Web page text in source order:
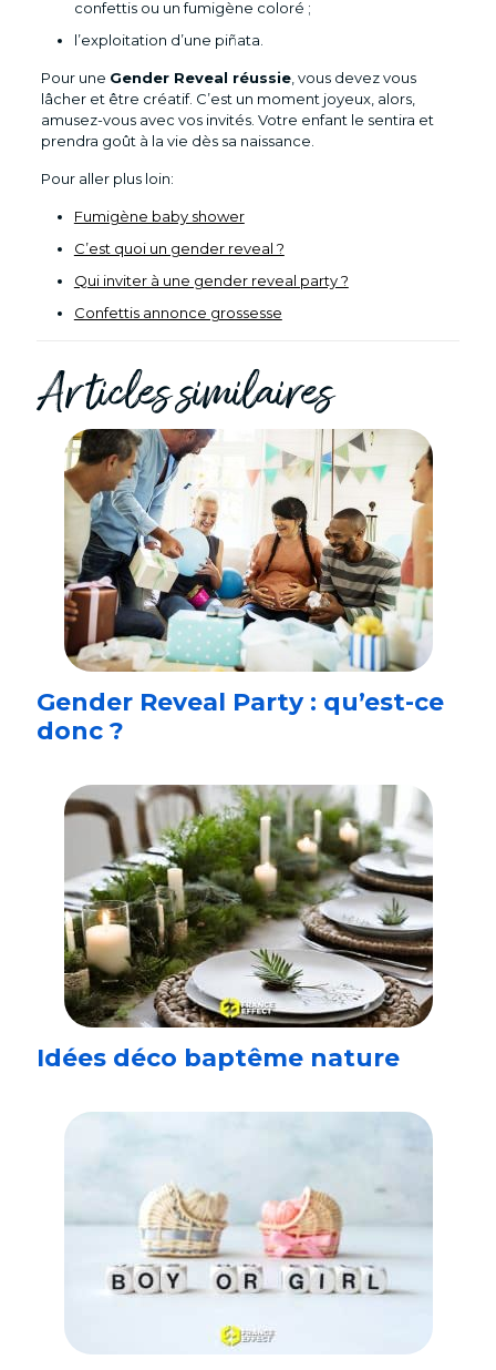
confettis ou un fumigène coloré ;
l’exploitation d’une piñata.
Pour une Gender Reveal réussie, vous devez vous
lâcher et être créatif. C’est un moment joyeux, alors,
amusez-vous avec vos invités. Votre enfant le sentira et
prendra goût à la vie dès sa naissance.
Pour aller plus loin:
Fumigène baby shower
C’est quoi un gender reveal ?
Qui inviter à une gender reveal party ?
Confettis annonce grossesse
Articles similaires
Gender Reveal Party : qu’est-ce
donc ?
Idées déco baptême nature